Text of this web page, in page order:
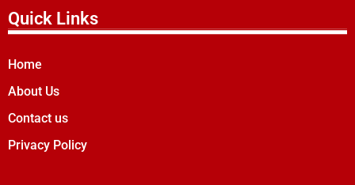
Quick Links
Home
About Us
Contact us
Privacy Policy